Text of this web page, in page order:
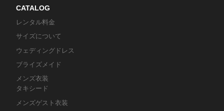
CATALOG
レンタル料金
サイズについて
ウェディングドレス
ブライズメイド
メンズ衣装
タキシード
メンズゲスト衣装